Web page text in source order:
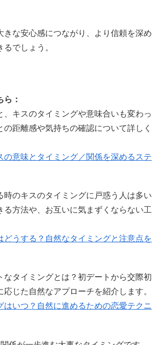
きな安心感につながり、より信頼を深め
でしょう。
ら：
、キスのタイミングや意味合いも変わっ
の距離感や気持ちの確認について詳しく
の意味とタイミング／関係を深めるステ
時のキスのタイミングに戸惑う人は多い
る方法や、お互いに気まずくならない工
どうする？自然なタイミングと注意点を
なタイミングとは？初デートから交際初
じた自然なアプローチを紹介します。
はいつ？自然に進めるための恋愛テクニ